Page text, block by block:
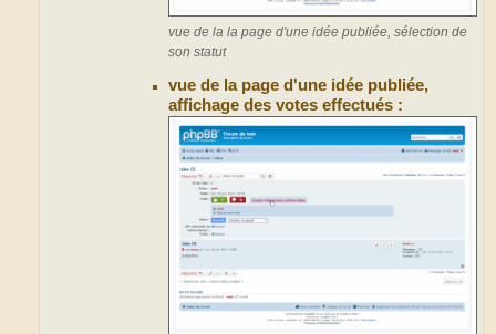
vue de la la page d'une idée publiée, sélection de
son statut
vue de la page d'une idée publiée,
affichage des votes effectués :